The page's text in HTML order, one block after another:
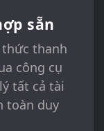
sẵn
thức thanh
công cụ
tất cả tài
toàn duy